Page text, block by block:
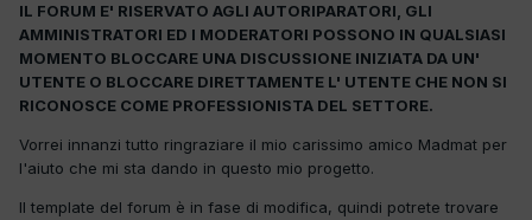
IL FORUM E' RISERVATO AGLI AUTORIPARATORI, GLI
AMMINISTRATORI ED I MODERATORI POSSONO IN QUALSIASI
MOMENTO BLOCCARE UNA DISCUSSIONE INIZIATA DA UN'
UTENTE O BLOCCARE DIRETTAMENTE L' UTENTE CHE NON SI
RICONOSCE COME PROFESSIONISTA DEL SETTORE.
Vorrei innanzi tutto ringraziare il mio carissimo amico Madmat per
l'aiuto che mi sta dando in questo mio progetto.
Il template del forum è in fase di modifica, quindi potrete trovare